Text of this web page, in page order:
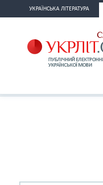
УКРАЇНСЬКА ЛІТЕРАТУРА